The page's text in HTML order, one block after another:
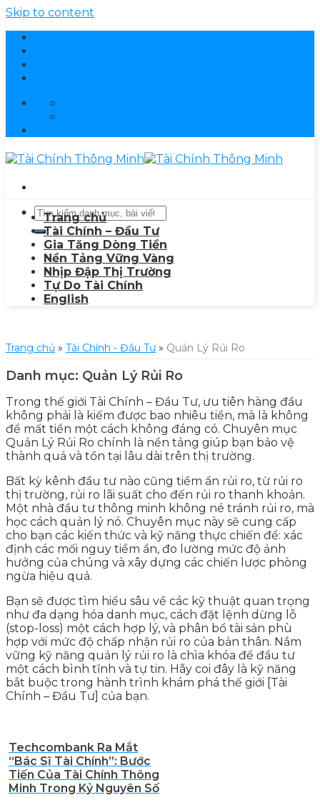
Skip to content
Trang chủ
Tài Chính – Đầu Tư
Gia Tăng Dòng Tiền
Nền Tảng Vững Vàng
Nhịp Đập Thị Trường
Tự Do Tài Chính
English
Trang chủ » Tài Chính - Đầu Tư» Quản Lý Rủi Ro
Danh mục: Quản Lý Rủi Ro
Trong thế giới Tài Chính – Đầu Tư, ưu tiên hàng đầu
không phải là kiếm được bao nhiêu tiền, mà là không
để mất tiền một cách không đáng có. Chuyên mục
Quản Lý Rủi Ro chính là nền tảng giúp bạn bảo vệ
thành quả và tồn tại lâu dài trên thị trường.
Bất kỳ kênh đầu tư nào cũng tiềm ẩn rủi ro, từ rủi ro
thị trường, rủi ro lãi suất cho đến rủi ro thanh khoản.
Một nhà đầu tư thông minh không né tránh rủi ro, mà
học cách quản lý nó. Chuyên mục này sẽ cung cấp
cho bạn các kiến thức và kỹ năng thực chiến để: xác
định các mối nguy tiềm ẩn, đo lường mức độ ảnh
hưởng của chúng và xây dựng các chiến lược phòng
ngừa hiệu quả.
Bạn sẽ được tìm hiểu sâu về các kỹ thuật quan trọng
như đa dạng hóa danh mục, cách đặt lệnh dừng lỗ
(stop-loss) một cách hợp lý, và phân bổ tài sản phù
hợp với mức độ chấp nhận rủi ro của bản thân. Nắm
vững kỹ năng quản lý rủi ro là chìa khóa để đầu tư
một cách bình tĩnh và tự tin. Hãy coi đây là kỹ năng
bắt buộc trong hành trình khám phá thế giới [Tài
Chính – Đầu Tư] của bạn.
Techcombank Ra Mắt
“Bác Sĩ Tài Chính”: Bước
Tiến Của Tài Chính Thông
Minh Trong Kỷ Nguyên Số